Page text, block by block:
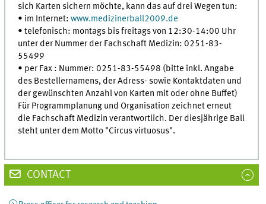
sich Karten sichern möchte, kann das auf drei Wegen tun:
• im Internet:www.medizinerball2009.de
• telefonisch: montags bis freitags von 12:30-14:00 Uhr
unter der Nummer der Fachschaft Medizin: 0251-83-
55499
• per Fax : Nummer: 0251-83-55498 (bitte inkl. Angabe
des Bestellernamens, der Adress- sowie Kontaktdaten und
der gewünschten Anzahl von Karten mit oder ohne Buffet)
Für Programmplanung und Organisation zeichnet erneut
die Fachschaft Medizin verantwortlich. Der diesjährige Ball
steht unter dem Motto "Circus virtuosus".
CONTACT